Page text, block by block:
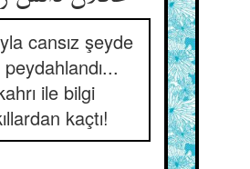
cansız şeyde
peydahlandı...
ile bilgi
kaçtı!